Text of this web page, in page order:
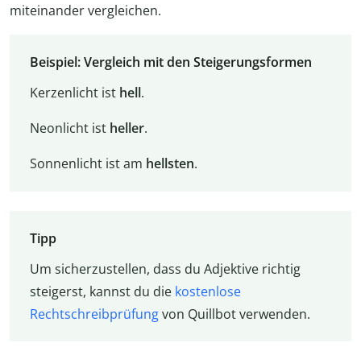
miteinander vergleichen.
Beispiel: Vergleich mit den Steigerungsformen
Kerzenlicht ist hell.
Neonlicht ist heller.
Sonnenlicht ist am hellsten.
Tipp
Um sicherzustellen, dass du Adjektive richtig
steigerst, kannst du die kostenlose
Rechtschreibprüfungvon Quillbot verwenden.